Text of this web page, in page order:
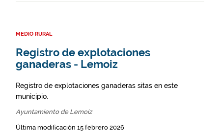
MEDIO RURAL
Registro de explotaciones
ganaderas - Lemoiz
Registro de explotaciones ganaderas sitas en este
municipio.
Ayuntamiento de Lemoiz
Última modificación 15 febrero 2026